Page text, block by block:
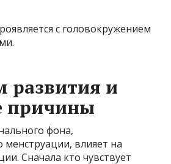
с головокружением
развития и
причины
фона,
влияет на
Сначала кто чувствует